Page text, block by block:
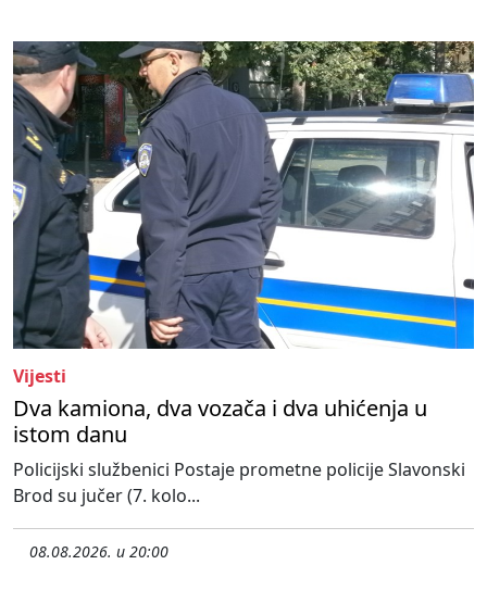
Vijesti
Dva kamiona, dva vozača i dva uhićenja u
istom danu
Policijski službenici Postaje prometne policije Slavonski
Brod su jučer (7. kolo...
08.08.2026. u 20:00